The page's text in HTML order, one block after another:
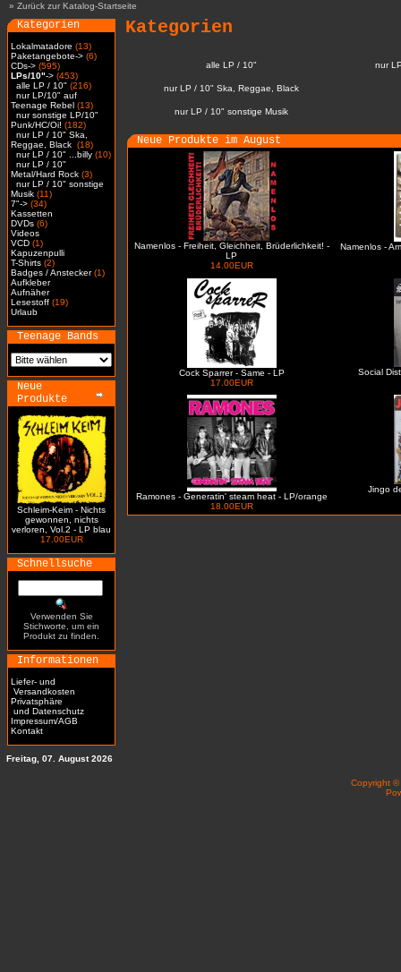
» Zurück zur Katalog-Startseite
Kategorien
Lokalmatadore (13)
Paketangebote-> (6)
CDs-> (595)
LPs/10"-> (453)
alle LP / 10" (216)
nur LP/10" auf
Teenage Rebel (13)
nur sonstige LP/10"
Punk/HC/Oi! (182)
nur LP / 10" Ska,
Reggae, Black (18)
nur LP / 10" ...billy (10)
nur LP / 10"
Metal/Hard Rock (3)
nur LP / 10" sonstige
Musik (11)
7"-> (34)
Kassetten
DVDs (6)
Videos
VCD (1)
Kapuzenpulli
T-Shirts (2)
Badges / Anstecker(1)
Aufkleber
Aufnäher
Lesestoff (19)
Urlaub
Teenage Bands
Neue
Produkte
Schleim-Keim - Nichts
gewonnen, nichts
verloren, Vol.2 - LP blau
17.00EUR
Schnellsuche
Verwenden Sie
Stichworte, um ein
Produkt zu finden.
Informationen
Liefer- und
Versandkosten
Privatsphäre
und Datenschutz
Impressum/AGB
Kontakt
Kategorien
alle LP / 10" nur
nur LP / 10" Ska, Reggae, Black
nur LP / 10" sonstige Musik
Neue Produkte im August
Namenlos - Freiheit, Gleichheit, Brüderlichkeit! -
LP
14.00EUR
Namenlos -
Cock Sparrer - Same - LP
17.00EUR
Social
Ramones - Generatin' steam heat - LP/orange
18.00EUR
Jingo
Freitag, 07. August 2026
Copyright